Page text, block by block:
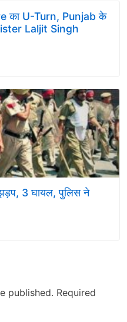
का U-Turn, Punjab के
Laljit Singh
3 घायल, पुलिस ने
published. Required